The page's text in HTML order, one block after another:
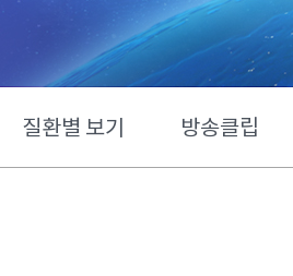
질환별 보기 방송클립